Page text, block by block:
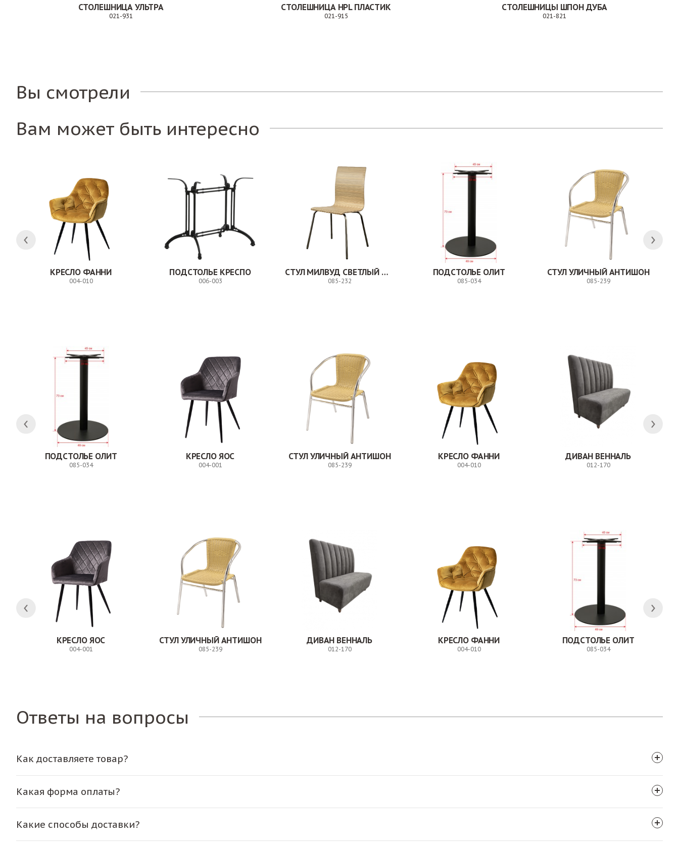
СТОЛЕШНИЦА УЛЬТРА
021-931
СТОЛЕШНИЦА HPL ПЛАСТИК
021-915
СТОЛЕШНИЦЫ ШПОН ДУБА
021-821
Вы смотрели
Вам может быть интересно
КРЕСЛО ФАННИ
004-010
ПОДСТОЛЬЕ КРЕСПО
006-003
СТУЛ МИЛВУД СВЕТЛЫЙ ШЕЛК
085-232
ПОДСТОЛЬЕ ОЛИТ
085-034
СТУЛ УЛИЧНЫЙ АНТИШОН
085-239
ПОДСТОЛЬЕ ОЛИТ
085-034
КРЕСЛО ЯОС
004-001
СТУЛ УЛИЧНЫЙ АНТИШОН
085-239
КРЕСЛО ФАННИ
004-010
ДИВАН ВЕННАЛЬ
012-170
КРЕСЛО ЯОС
004-001
СТУЛ УЛИЧНЫЙ АНТИШОН
085-239
ДИВАН ВЕННАЛЬ
012-170
КРЕСЛО ФАННИ
004-010
ПОДСТОЛЬЕ ОЛИТ
085-034
Ответы на вопросы
Как доставляете товар?
Какая форма оплаты?
Какие способы доставки?